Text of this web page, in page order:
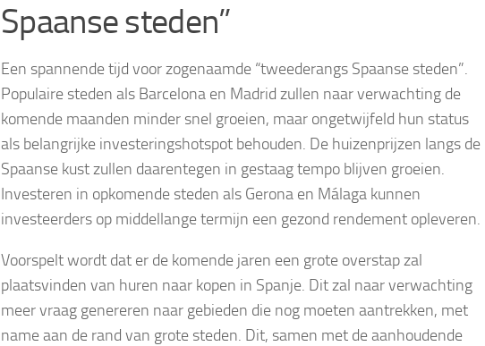
Spaanse steden”
Een spannende tijd voor zogenaamde “tweederangs Spaanse steden”.
Populaire steden als Barcelona en Madrid zullen naar verwachting de
komende maanden minder snel groeien, maar ongetwijfeld hun status
als belangrijke investeringshotspot behouden. De huizenprijzen langs de
Spaanse kust zullen daarentegen in gestaag tempo blijven groeien.
Investeren in opkomende steden als Gerona en Málaga kunnen
investeerders op middellange termijn een gezond rendement opleveren.
Voorspelt wordt dat er de komende jaren een grote overstap zal
plaatsvinden van huren naar kopen in Spanje. Dit zal naar verwachting
meer vraag genereren naar gebieden die nog moeten aantrekken, met
name aan de rand van grote steden. Dit, samen met de aanhoudende